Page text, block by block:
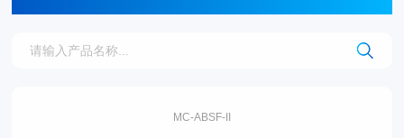
MC-ABSF-II